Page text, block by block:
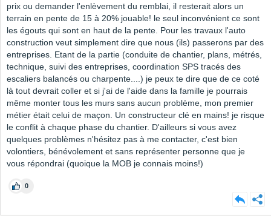
prix ou demander l'enlèvement du remblai, il resterait alors un
terrain en pente de 15 à 20% jouable! le seul inconvénient ce sont
les égouts qui sont en haut de la pente. Pour les travaux l'auto
construction veut simplement dire que nous (ils) passerons par des
entreprises. Etant de la partie (conduite de chantier, plans, métrés,
technique, suivi des entreprises, coordination SPS tracés des
escaliers balancés ou charpente....) je peux te dire que de ce coté
là tout devrait coller et si j'ai de l'aide dans la famille je pourrais
même monter tous les murs sans aucun problème, mon premier
métier était celui de maçon. Un constructeur clé en mains! je risque
le conflit à chaque phase du chantier. D'ailleurs si vous avez
quelques problèmes n'hésitez pas à me contacter, c'est bien
volontiers, bénévolement et sans représenter personne que je
vous répondrai (quoique la MOB je connais moins!)
0